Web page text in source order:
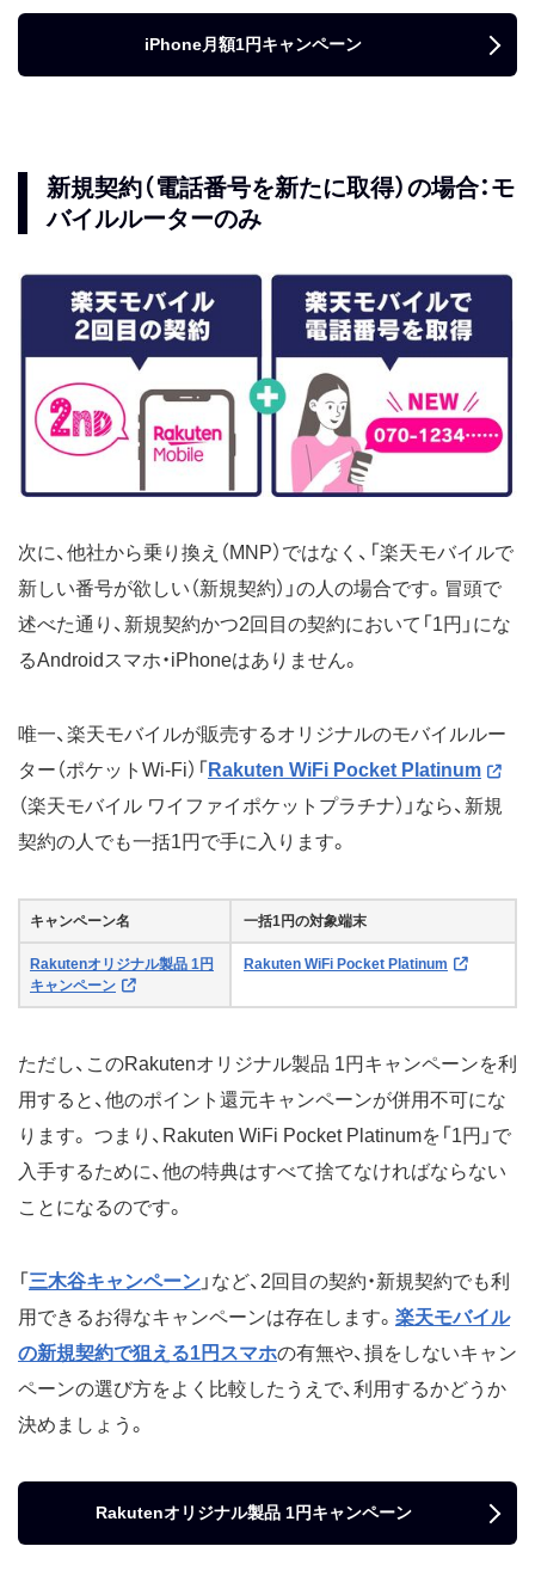
iPhone月額1円キャンペーン
新規契約（電話番号を新たに取得）の場合：モ
バイルルーターのみ
次に、他社から乗り換え（MNP）ではなく、「楽天モバイルで
新しい番号が欲しい（新規契約）」の人の場合です。冒頭で
述べた通り、新規契約かつ2回目の契約において「1円」にな
るAndroidスマホ・iPhoneはありません。
唯一、楽天モバイルが販売するオリジナルのモバイルルー
ター（ポケットWi-Fi）「 Rakuten WiFi Pocket Platinum
（楽天モバイル ワイファイポケットプラチナ）」なら、新規
契約の人でも一括1円で手に入ります。
キャンペーン名 一括1円の対象端末
Rakutenオリジナル製品 1円
キャンペーン
Rakuten WiFi Pocket Platinum
ただし、このRakutenオリジナル製品 1円キャンペーンを利
用すると、他のポイント還元キャンペーンが併用不可にな
ります。 つまり、Rakuten WiFi Pocket Platinumを「1円」で
入手するために、他の特典はすべて捨てなければならない
ことになるのです。
「 三木谷キャンペーン 」など、2回目の契約・新規契約でも利
用できるお得なキャンペーンは存在します。 楽天モバイル
の新規契約で狙える1円スマホの有無や、損をしないキャン
ペーンの選び方をよく比較したうえで、利用するかどうか
決めましょう。
Rakutenオリジナル製品 1円キャンペーン